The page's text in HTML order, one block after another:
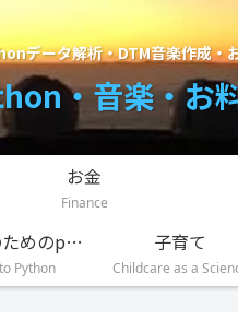
データ解析・DTM音楽作成・
・音楽・お
お金
Finance
アラサーOLのためのpython入門講座
Python
子育て
Childcare as a